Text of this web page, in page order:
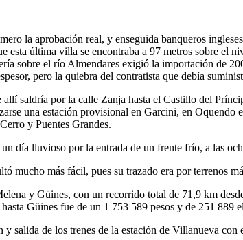
la aprobación real, y enseguida banqueros
última villa se encontraba a 97 metros sobre el
sobre el río Almendares exigió la importación de
pero la quiebra del contratista que debía
saldría por la calle Zanja hasta el Castillo del
una estación provisional en Garcini, en
y Puentes Grandes.
día lluvioso por la entrada de un frente frío, a las
mucho más fácil, pues su trazado era por terrenos
y Güines, con un recorrido total de 71,9 km
Güines fue de un 1 753 589 pesos y de 251 889
salida de los trenes de la estación de Villanueva